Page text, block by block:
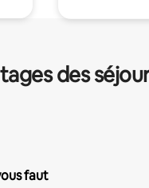
des
faut